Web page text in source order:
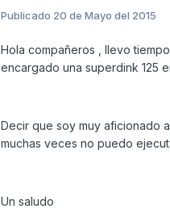
Publicado 20 de Mayo del 2015
Hola compañeros , llevo
encargado una superdink 125
Decir que soy muy aficionado
muchas veces no puedo
Un saludo